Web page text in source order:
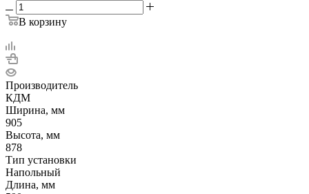
В корзину
Производитель
КДМ
Ширина, мм
905
Высота, мм
878
Тип установки
Напольный
Длина, мм